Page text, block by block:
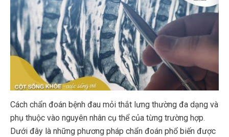
Cách chẩn đoán bệnh đau mỏi thắt lưng thường đa dạng và
phụ thuộc vào nguyên nhân cụ thể của từng trường hợp.
Dưới đây là những phương pháp chẩn đoán phổ biến được